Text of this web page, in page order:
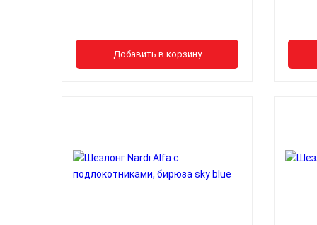
Добавить в корзину